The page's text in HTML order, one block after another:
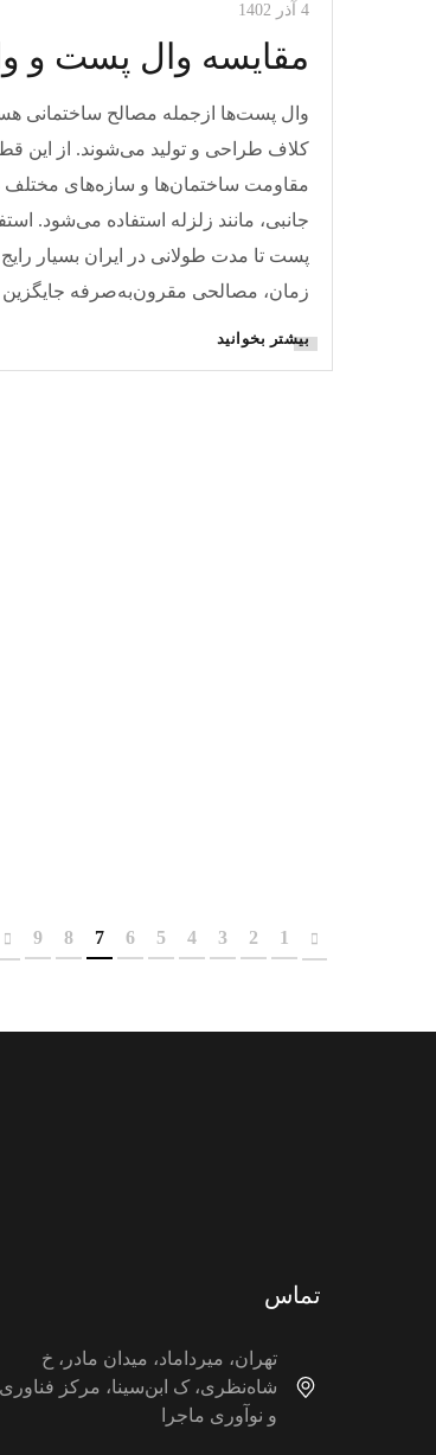
4 آذر 1402
مقایسه وال پست و
وال پست‌ها ازجمله مصالح ساختمانی
کلاف طراحی و تولید می‌شوند. از این
مقاومت ساختمان‌ها و سازه‌های مختلف
جانبی، مانند زلزله استفاده می‌شود.
پست‌ تا مدت طولانی در ایران بسیار رایج
زمان، مصالحی مقرون‌به‌صرفه
بیشتر بخوانید
1
2
3
4
5
6
7
8
9
تماس
تهران، میرداماد، میدان مادر، خ
شاه‌نظری، ک ابن‌سینا، مرکز فناوری
و نوآوری ماجرا